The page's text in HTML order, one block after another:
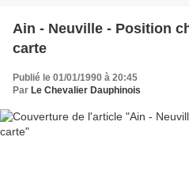
Ain - Neuville - Position
carte
Publié le 01/01/1990 à 20:45
Par Le Chevalier Dauphinois